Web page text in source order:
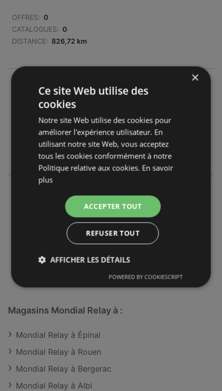
OFFRES: 0
CATALOGUES: 0
DISTANCE: 826,72 km
28 Rue de Nomeny
57950 Montigny-lès-Metz
OFFRES: 0
CATALOGUES: 0
DISTANCE: 826,88 km
9 Rue General Franiatte
57950 Montigny-lès-Metz
DISTANCE:
826,99 km
Magasins Mondial Relay à :
Mondial Relay à Épinal
Mondial Relay à Rouen
Mondial Relay à Bergerac
Mondial Relay à Albi
×
Ce site Web utilise des
cookies
Notre site Web utilise des cookies pour
améliorer l'expérience utilisateur. En
utilisant notre site Web, vous acceptez
tous les cookies conformément à notre
Politique relative aux cookies. En savoir
plus
ACCEPTER TOUT
REFUSER TOUT
AFFICHER LES DÉTAILS
POWERED BY COOKIESCRIPT